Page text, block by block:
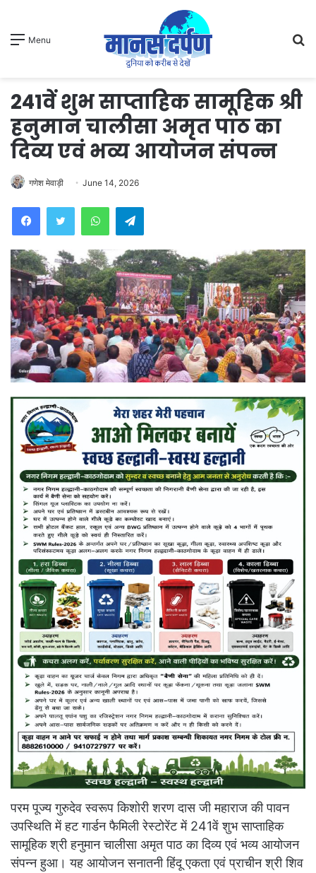
Menu
241वें शुभ साप्ताहिक सामूहिक श्री
हनुमान चालीसा अमृत पाठ का
दिव्य एवं भव्य आयोजन संपन्न
गणेश मेवाड़ी June 14, 2026
WhatsAppTelegram
परम पूज्य गुरुदेव स्वरूप किशोरी शरण दास जी महाराज की पावन
उपस्थिति में हट गार्डन फैमिली रेस्टोरेंट में 241वें शुभ साप्ताहिक
सामूहिक श्री हनुमान चालीसा अमृत पाठ का दिव्य एवं भव्य आयोजन
संपन्न हुआ। यह आयोजन सनातनी हिंदू एकता एवं प्राचीन श्री शिव